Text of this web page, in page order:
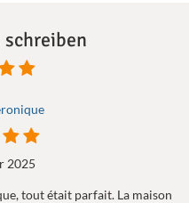
2025
tout était parfait. La maison